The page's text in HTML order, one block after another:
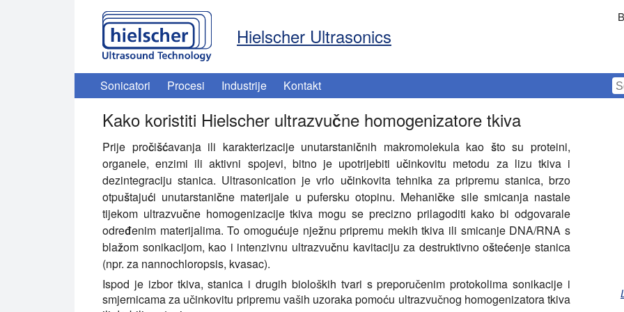
Hielscher Ultrasonics
Sonicatori Procesi Industrije Kontakt
Kako koristiti Hielscher ultrazvučne homogenizatore tkiva
Prije pročišćavanja ili karakterizacije unutarstaničnih makromolekula kao što su proteini,
organele, enzimi ili aktivni spojevi, bitno je upotrijebiti učinkovitu metodu za lizu tkiva i
dezintegraciju stanica. Ultrasonication je vrlo učinkovita tehnika za pripremu stanica, brzo
otpuštajući unutarstanične materijale u pufersku otopinu. Mehaničke sile smicanja nastale
tijekom ultrazvučne homogenizacije tkiva mogu se precizno prilagoditi kako bi odgovarale
određenim materijalima. To omogućuje nježnu pripremu mekih tkiva ili smicanje DNA/RNA s
blažom sonikacijom, kao i intenzivnu ultrazvučnu kavitaciju za destruktivno oštećenje stanica
(npr. za nannochloropsis, kvasac).
Ispod je izbor tkiva, stanica i drugih bioloških tvari s preporučenim protokolima sonikacije i
smjernicama za učinkovitu pripremu vaših uzoraka pomoću ultrazvučnog homogenizatora tkiva